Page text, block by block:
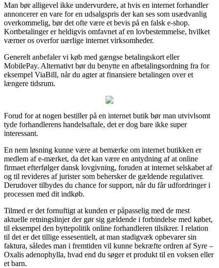
Man bør alligevel ikke undervurdere, at hvis en internet forhandler
annoncerer en vare for en udsalgspris der kan ses som usædvanlig
overkommelig, bør det ofte være et bevis på en falsk e-shop.
Kortbetalinger er heldigvis omfavnet af en lovbestemmelse, hvilket
værner os overfor uærlige internet virksomheder.
Generelt anbefaler vi køb med gængse betalingskort eller
MobilePay. Alternativt bør du benytte en afbetalingsordning fra for
eksempel ViaBill, når du agter at finansiere betalingen over et
længere tidsrum.
Forud for at nogen bestiller på en internet butik bør man utvivlsomt
tyde forhandlerens handelsaftale, det er dog bare ikke super
interessant.
En nem løsning kunne være at bemærke om internet butikken er
medlem af e-mærket, da det kan være en antydning af at online
firmaet efterfølger dansk lovgivning, foruden at internet selskabet af
og til revideres af jurister som behersker de gældende regulativer.
Derudover tilbydes du chance for support, når du får udfordringer i
processen med dit indkøb.
Tilmed er det fornuftigt at kunden er påpasselig med de mest
aktuelle retningslinjer der gør sig gældende i forbindelse med købet,
til eksempel den byttepolitik online forhandleren tilsikrer. I relation
til det er det tillige essesentielt, at man stadigvæk opbevarer sin
faktura, således man i fremtiden vil kunne bekræfte ordren af Syre –
Oxalis adenophylla, hvad end du søger et produkt til en voksen eller
et barn.